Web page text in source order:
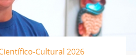
Cultural 2026